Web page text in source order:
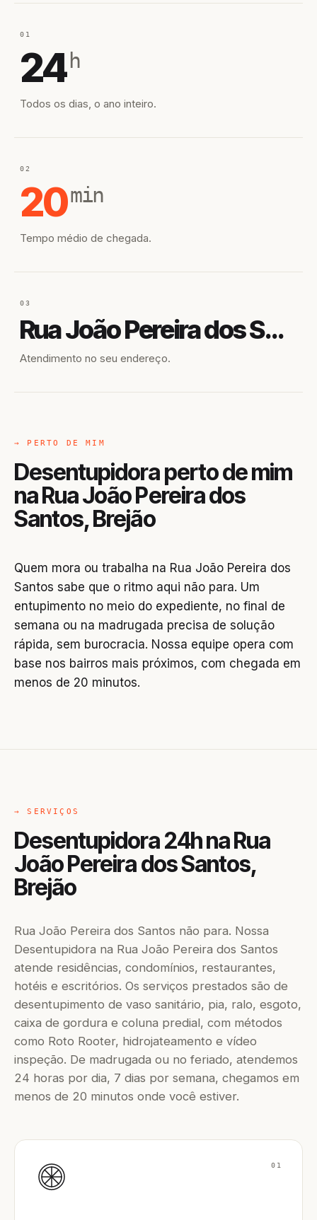
01
24 h
Todos os dias, o ano inteiro.
02
20min
Tempo médio de chegada.
03
Rua João Pereira dos Santos
Atendimento no seu endereço.
→ PERTO DE MIM
Desentupidora perto de mim
na Rua João Pereira dos
Santos, Brejão
Quem mora ou trabalha na Rua João Pereira dos
Santos sabe que o ritmo aqui não para. Um
entupimento no meio do expediente, no final de
semana ou na madrugada precisa de solução
rápida, sem burocracia. Nossa equipe opera com
base nos bairros mais próximos, com chegada em
menos de 20 minutos.
→ SERVIÇOS
Desentupidora 24h na Rua
João Pereira dos Santos,
Brejão
Rua João Pereira dos Santos não para. Nossa
Desentupidora na Rua João Pereira dos Santos
atende residências, condomínios, restaurantes,
hotéis e escritórios. Os serviços prestados são de
desentupimento de vaso sanitário, pia, ralo, esgoto,
caixa de gordura e coluna predial, com métodos
como Roto Rooter, hidrojateamento e vídeo
inspeção. De madrugada ou no feriado, atendemos
24 horas por dia, 7 dias por semana, chegamos em
menos de 20 minutos onde você estiver.
01